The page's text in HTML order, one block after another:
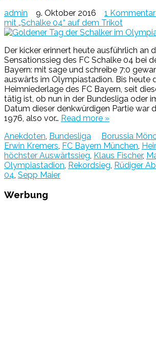
admin 9. Oktober 2016 1 Kommentar
mit „Schalke 04“ auf dem Trikot
Der kicker erinnert heute ausführlich an
Sensationssieg des FC Schalke 04 bei
Bayern: mit sage und schreibe 7:0
auswärts im Olympiastadion. Bis heute
Heimniederlage des FC Bayern, seit
tätig ist, ob nun in der Bundesliga oder
Datum dieser denkwürdigen Partie war
1976, also vor… Read more »
Anekdoten Bundesliga Borussia
Erwin Kremers FC Bayern München
höchster Auswärtssieg Klaus Fischer,
Olympiastadion Rekordsieg Rüdiger
04 Sepp Maier
Werbung